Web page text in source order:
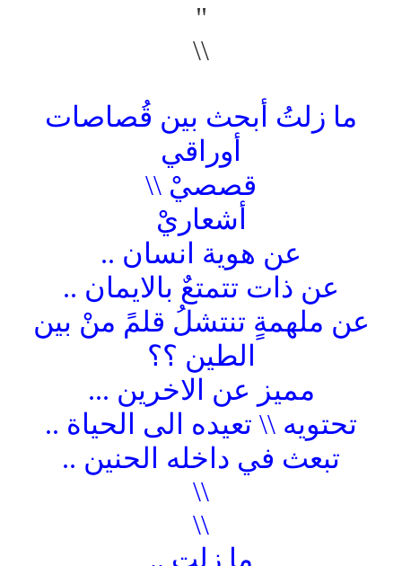
"
\\
ما زلتُ أبحث بين قُصاصات
أوراقي
قصصيْ \\
أشعاريْ
عن هوية انسان ..
عن ذات تتمتعٌ بالايمان ..
عن ملهمةٍ تنتشلُ قلمً منْ بين
الطين ؟؟
مميز عن الاخرين ...
تحتويه \\ تعيده الى الحياة ..
تبعث في داخله الحنين ..
\\
\\
ما زلت ..